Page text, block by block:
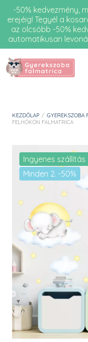
-50% kedvezmény,
erejéig! Tegyél a
az olcsóbb -50%
automatikusan
KEZDŐLAP / GYEREKSZOBA
FELHŐKÖN FALMATRICA
Minden 2. -50%
Ingyenes szállítás